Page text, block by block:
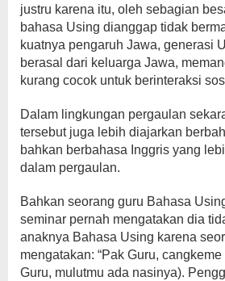
justru karena itu, oleh sebagian
bahasa Using dianggap tidak
kuatnya pengaruh Jawa, generasi
berasal dari keluarga Jawa,
kurang cocok untuk berinteraksi
Dalam lingkungan pergaulan
tersebut juga lebih diajarkan
bahkan berbahasa Inggris yang
dalam pergaulan.
Bahkan seorang guru Bahasa
seminar pernah mengatakan dia
anaknya Bahasa Using karena
mengatakan: “Pak Guru,
Guru, mulutmu ada nasinya).